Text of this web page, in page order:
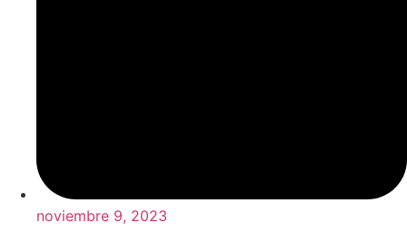
noviembre 9, 2023